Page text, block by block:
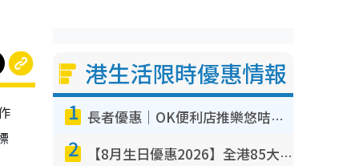
港生活限時優惠情報
1 長者優惠｜OK便利店推樂悠咭優惠！買麵包/牛奶/保健品拍卡即減
2 【8月生日優惠2026】全港85大食買玩著數攻略 自助餐/火鍋放題同行免費＋誠品/DONKI送現金券